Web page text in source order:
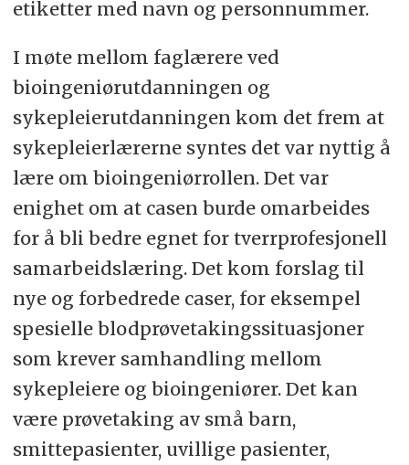
etiketter med navn og personnummer.
I møte mellom faglærere ved
bioingeniørutdanningen og
sykepleierutdanningen kom det frem at
sykepleierlærerne syntes det var nyttig å
lære om bioingeniørrollen. Det var
enighet om at casen burde omarbeides
for å bli bedre egnet for tverrprofesjonell
samarbeidslæring. Det kom forslag til
nye og forbedrede caser, for eksempel
spesielle blodprøvetakingssituasjoner
som krever samhandling mellom
sykepleiere og bioingeniører. Det kan
være prøvetaking av små barn,
smittepasienter, uvillige pasienter,